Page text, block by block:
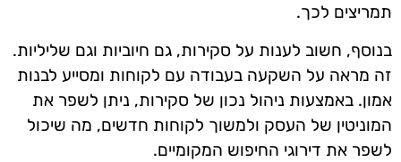
תמריצים לכך.
בנוסף, חשוב לענות על סקירות, גם חיוביות וגם שליליות.
זה מראה על השקעה בעבודה עם לקוחות ומסייע לבנות
אמון. באמצעות ניהול נכון של סקירות, ניתן לשפר את
המוניטין של העסק ולמשוך לקוחות חדשים, מה שיכול
לשפר את דירוגי החיפוש המקומיים.